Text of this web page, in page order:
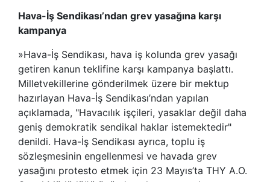
Hava-İş Sendikası’ndan grev yasağına karşı
kampanya
»Hava-İş Sendikası, hava iş kolunda grev yasağı
getiren kanun teklifine karşı kampanya başlattı.
Milletvekillerine gönderilmek üzere bir mektup
hazırlayan Hava-İş Sendikası’ndan yapılan
açıklamada, "Havacılık işçileri, yasaklar değil daha
geniş demokratik sendikal haklar istemektedir"
denildi. Hava-İş Sendikası ayrıca, toplu iş
sözleşmesinin engellenmesi ve havada grev
yasağını protesto etmek için 23 Mayıs’ta THY A.O.